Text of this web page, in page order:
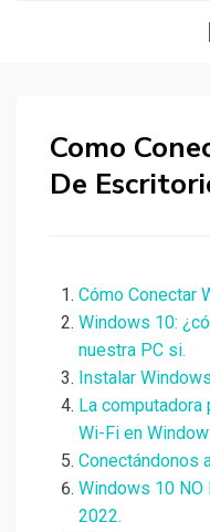
Como
De
Cómo Conectar
Windows 10:
nuestra PC si.
Instalar
La
Wi-Fi en
Conectándonos
Windows 10 NO
2022.